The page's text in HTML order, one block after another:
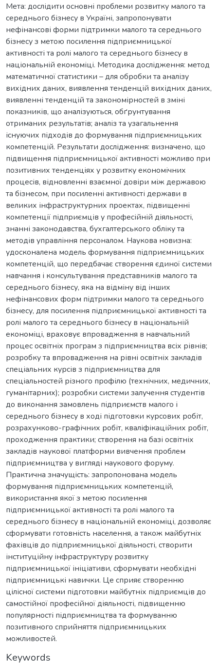
Мета: дослідити основні проблеми розвитку малого та
середнього бізнесу в Україні, запропонувати
нефінансові форми підтримки малого та середнього
бізнесу з метою посилення підприємницької
активності та ролі малого та середнього бізнесу в
національній економіці. Методика дослідження: метод
математичної статистики – для обробки та аналізу
вихідних даних, виявлення тенденцій вихідних даних,
виявленні тенденцій та закономірностей в зміні
показників, що аналізуються, обґрунтування
отриманих результатів; аналіз та узагальнення
існуючих підходів до формування підприємницьких
компетенцій. Результати дослідження: визначено, що
підвищення підприємницької активності можливо при
позитивних тенденціях у розвитку економічних
процесів, відновленні взаємної довіри між державою
та бізнесом, при посиленні активності держави в
великих інфраструктурних проектах, підвищенні
компетенції підприємців у професійній діяльності,
знанні законодавства, бухгалтерського обліку та
методів управління персоналом. Наукова новизна:
удосконалена модель формування підприємницьких
компетенцій, що передбачає створення єдиної системи
навчання і консультування представників малого та
середнього бізнесу, яка на відміну від інших
нефінансових форм підтримки малого та середнього
бізнесу, для посилення підприємницької активності та
ролі малого та середнього бізнесу в національній
економіці, враховує впровадження в навчальний
процес освітніх програм з підприємництва всіх рівнів;
розробку та впровадження на рівні освітніх закладів
спеціальних курсів з підприємництва для
спеціальностей різного профілю (технічних, медичних,
гуманітарних); розробки системи залучення студентів
до виконання замовлень підприємств малого і
середнього бізнесу в ході підготовки курсових робіт,
розрахунково-графічних робіт, кваліфікаційних робіт,
проходження практики; створення на базі освітніх
закладів наукової платформи вивчення проблем
підприємництва у вигляді наукового форуму.
Практична значущість: запропонована модель
формування підприємницьких компетенцій,
використання якої з метою посилення
підприємницької активності та ролі малого та
середнього бізнесу в національній економіці, дозволяє
сформувати готовність населення, а також майбутніх
фахівців до підприємницької діяльності, створити
інституційну інфраструктуру розвитку
підприємницької ініціативи, сформувати необхідні
підприємницькі навички. Це сприяє створенню
цілісної системи підготовки майбутніх підприємців до
самостійної професійної діяльності, підвищенню
популярності підприємництва та формуванню
позитивного сприйняття підприємницьких
можливостей.
Keywords